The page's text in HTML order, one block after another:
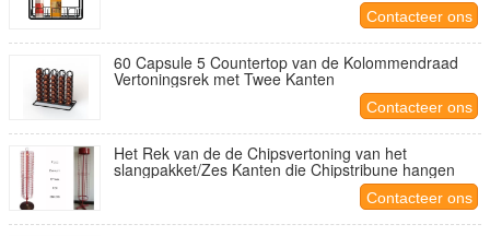
Contacteer ons
60 Capsule 5 Countertop van de Kolommendraad
Vertoningsrek met Twee Kanten
Contacteer ons
Het Rek van de de Chipsvertoning van het
slangpakket/Zes Kanten die Chipstribune hangen
Contacteer ons